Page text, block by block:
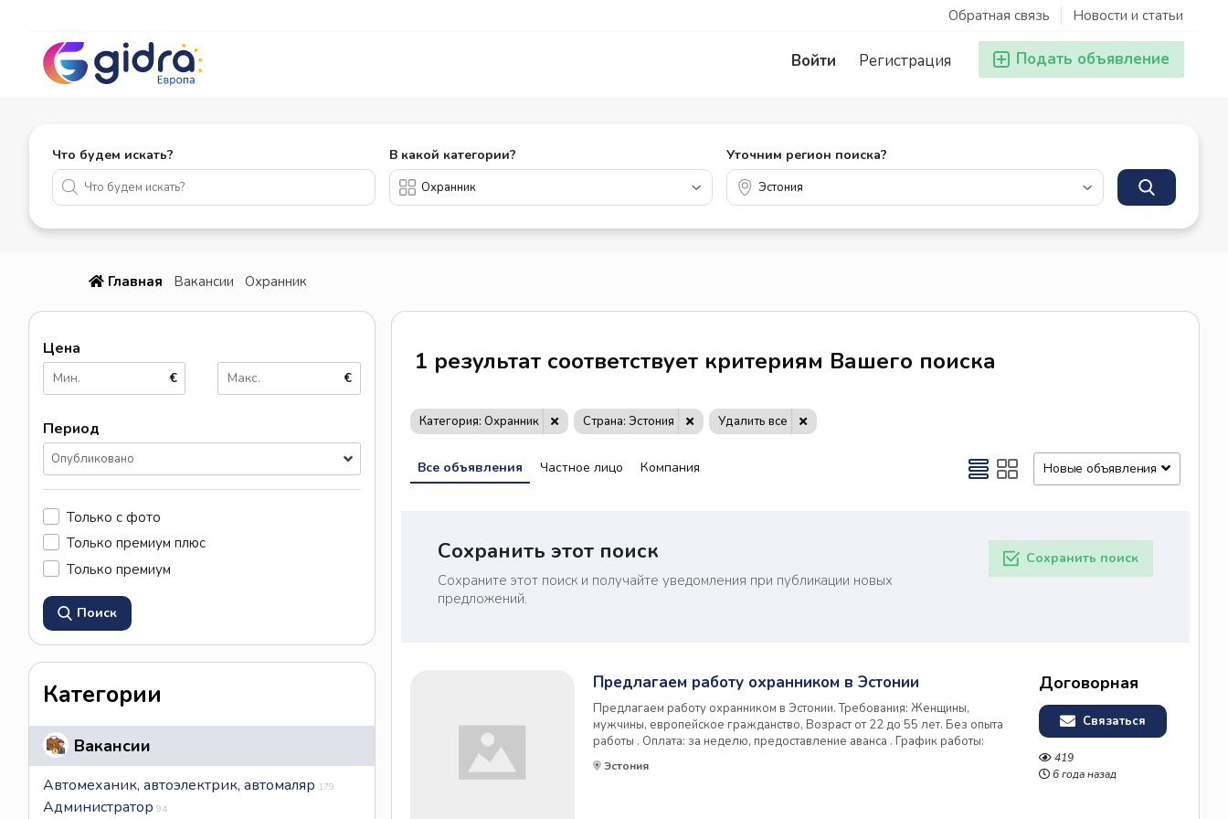
Новости и статьи
Обратная связь
Подать объявление
Регистрация
Войти
Что будем искать? В какой категории? Уточним регион поиска?
Главная Вакансии Охранник
Цена
€ €
Период
Опубликовано
Только с фото
Только премиум плюс
Только премиум
Поиск
Категории
Вакансии
Автомеханик, автоэлектрик, автомаляр 179
Администратор 94
1 результат соответствует критериям Вашего поиска
Категория: Охранник Страна: Эстония Удалить все
Все объявления Частное лицо Компания Новые объявления
Сохранить этот поиск
Сохраните этот поиск и получайте уведомления при публикации новых
предложений.
Сохранить поиск
Предлагаем работу охранником в Эстонии
Предлагаем работу охранником в Эстонии. Требования: Женщины,
мужчины, европейское гражданство, Возраст от 22 до 55 лет. Без опыта
работы . Оплата: за неделю, предоставление аванса . График работы:
Понедельник — суббота — 8 — 12 часов. Воскресенье — работа по
желанию. Жильё: предоставляется, бесплатно .
Эстония
Договорная
Связаться
419
6 года назад